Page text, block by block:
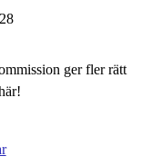
ger fler rätt